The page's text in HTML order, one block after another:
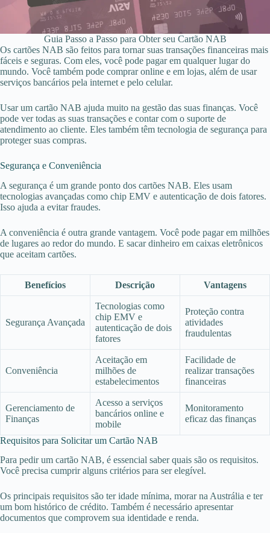
Guia Passo a Passo para Obter seu Cartão NAB
Os cartões NAB são feitos para tornar suas transações financeiras mais
fáceis e seguras. Com eles, você pode pagar em qualquer lugar do
mundo. Você também pode comprar online e em lojas, além de usar
serviços bancários pela internet e pelo celular.
Usar um cartão NAB ajuda muito na gestão das suas finanças. Você
pode ver todas as suas transações e contar com o suporte de
atendimento ao cliente. Eles também têm tecnologia de segurança para
proteger suas compras.
Segurança e Conveniência
A segurança é um grande ponto dos cartões NAB. Eles usam
tecnologias avançadas como chip EMV e autenticação de dois fatores.
Isso ajuda a evitar fraudes.
A conveniência é outra grande vantagem. Você pode pagar em milhões
de lugares ao redor do mundo. E sacar dinheiro em caixas eletrônicos
que aceitam cartões.
Benefícios Descrição Vantagens
Segurança Avançada
Tecnologias como
chip EMV e
autenticação de dois
fatores
Proteção contra
atividades
fraudulentas
Conveniência
Aceitação em
milhões de
estabelecimentos
Facilidade de
realizar transações
financeiras
Gerenciamento de
Finanças
Acesso a serviços
bancários online e
mobile
Monitoramento
eficaz das finanças
Requisitos para Solicitar um Cartão NAB
Para pedir um cartão NAB, é essencial saber quais são os requisitos.
Você precisa cumprir alguns critérios para ser elegível.
Os principais requisitos são ter idade mínima, morar na Austrália e ter
um bom histórico de crédito. Também é necessário apresentar
documentos que comprovem sua identidade e renda.